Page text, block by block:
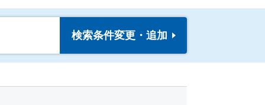
検索条件変更・追加